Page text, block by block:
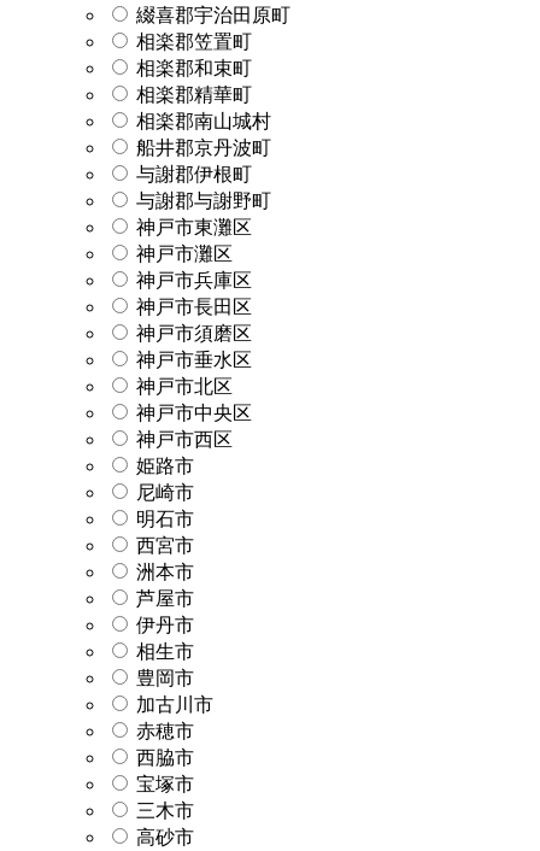
綴喜郡宇治田原町
相楽郡笠置町
相楽郡和束町
相楽郡精華町
相楽郡南山城村
船井郡京丹波町
与謝郡伊根町
与謝郡与謝野町
神戸市東灘区
神戸市灘区
神戸市兵庫区
神戸市長田区
神戸市須磨区
神戸市垂水区
神戸市北区
神戸市中央区
神戸市西区
姫路市
尼崎市
明石市
西宮市
洲本市
芦屋市
伊丹市
相生市
豊岡市
加古川市
赤穂市
西脇市
宝塚市
三木市
高砂市